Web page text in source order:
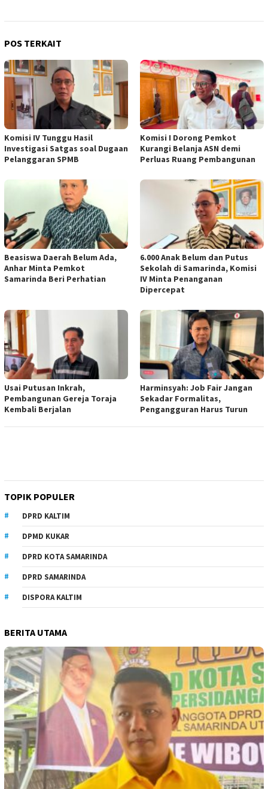
POS TERKAIT
Komisi IV Tunggu Hasil
Investigasi Satgas soal Dugaan
Pelanggaran SPMB
Komisi I Dorong Pemkot
Kurangi Belanja ASN demi
Perluas Ruang Pembangunan
Beasiswa Daerah Belum Ada,
Anhar Minta Pemkot
Samarinda Beri Perhatian
6.000 Anak Belum dan Putus
Sekolah di Samarinda, Komisi
IV Minta Penanganan
Dipercepat
Usai Putusan Inkrah,
Pembangunan Gereja Toraja
Kembali Berjalan
Harminsyah: Job Fair Jangan
Sekadar Formalitas,
Pengangguran Harus Turun
TOPIK POPULER
DPRD KALTIM
DPMD KUKAR
DPRD KOTA SAMARINDA
DPRD SAMARINDA
DISPORA KALTIM
BERITA UTAMA